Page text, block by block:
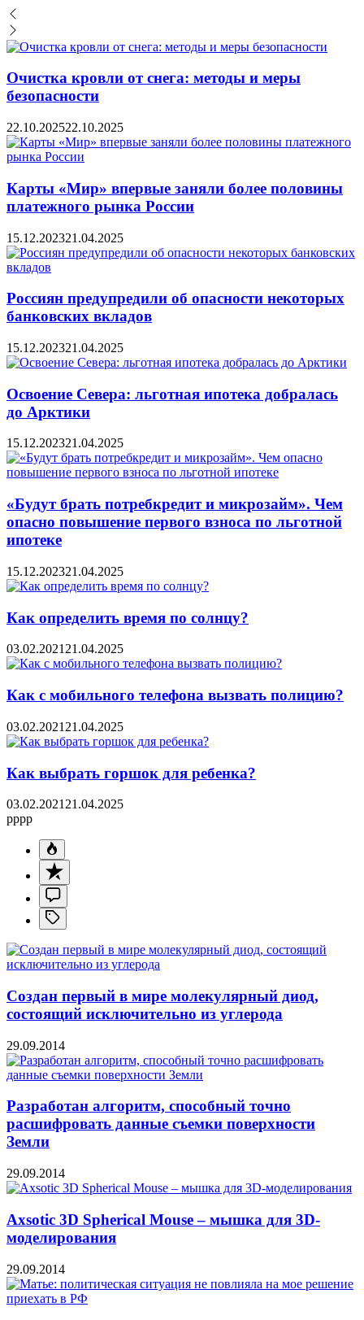
Очистка кровли от снега: методы и меры
безопасности
22.10.202522.10.2025
Карты «Мир» впервые заняли более половины
платежного рынка России
15.12.202321.04.2025
Россиян предупредили об опасности некоторых
банковских вкладов
15.12.202321.04.2025
Освоение Севера: льготная ипотека добралась
до Арктики
15.12.202321.04.2025
«Будут брать потребкредит и микрозайм». Чем
опасно повышение первого взноса по льготной
ипотеке
15.12.202321.04.2025
Как определить время по солнцу?
03.02.2021 21.04.2025
Как с мобильного телефона вызвать полицию?
03.02.2021 21.04.2025
Как выбрать горшок для ребенка?
03.02.2021 21.04.2025
pppp
Создан первый в мире молекулярный диод,
состоящий исключительно из углерода
29.09.2014
Разработан алгоритм, способный точно
расшифровать данные съемки поверхности
Земли
29.09.2014
Axsotic 3D Spherical Mouse – мышка для 3D-
моделирования
29.09.2014